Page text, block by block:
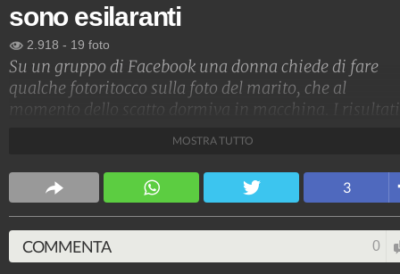
sono esilaranti
2.918 - 19 foto
Su un gruppo di Facebook una donna chiede di fare
qualche fotoritocco sulla foto del marito, che al
momento dello scatto dormiva in macchina. I risultati
WebMix
137.182.503 1.034 video 11.228 foto
MOSTRA TUTTO
3
COMMENTA 0